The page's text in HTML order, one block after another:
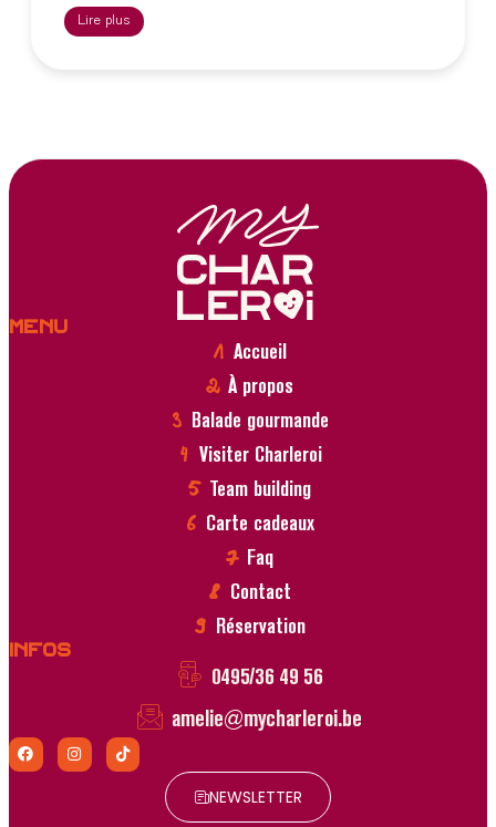
Lire plus
Menu
Accueil
À propos
Balade gourmande
Visiter Charleroi
Team building
Carte cadeaux
Faq
Contact
Réservation
Infos
0495/36 49 56
amelie@mycharleroi.be
NEWSLETTER